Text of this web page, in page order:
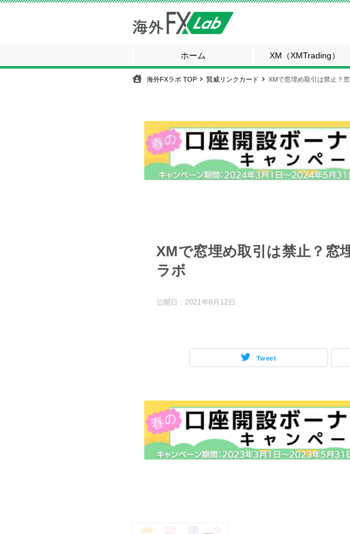
ホーム XM（XMTrading）
海外FXラボ TOP 賢威リンクカード XMで窓埋め取引は禁止？
XMで窓埋め取引は禁止？窓
ラボ
公開日： 2021年6月12日
Tweet